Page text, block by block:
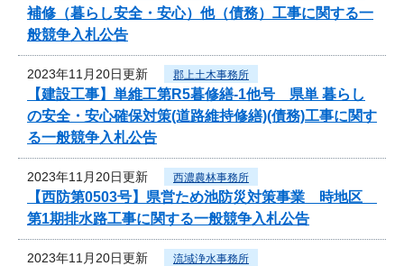
補修（暮らし安全・安心）他（債務）工事に関する一
般競争入札公告
2023年11月20日更新 郡上土木事務所
【建設工事】単維工第R5暮修繕-1他号 県単 暮らし
の安全・安心確保対策(道路維持修繕)(債務)工事に関す
る一般競争入札公告
2023年11月20日更新 西濃農林事務所
【西防第0503号】県営ため池防災対策事業 時地区
第1期排水路工事に関する一般競争入札公告
2023年11月20日更新 流域浄水事務所